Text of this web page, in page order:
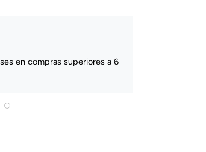
en compras superiores a 6